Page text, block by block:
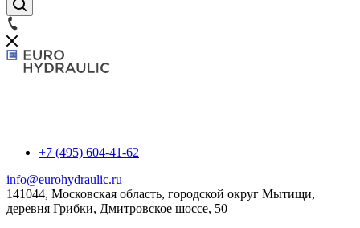
+7 (495) 604-41-62
info@eurohydraulic.ru
141044, Московская область, городской округ Мытищи,
деревня Грибки, Дмитровское шоссе, 50